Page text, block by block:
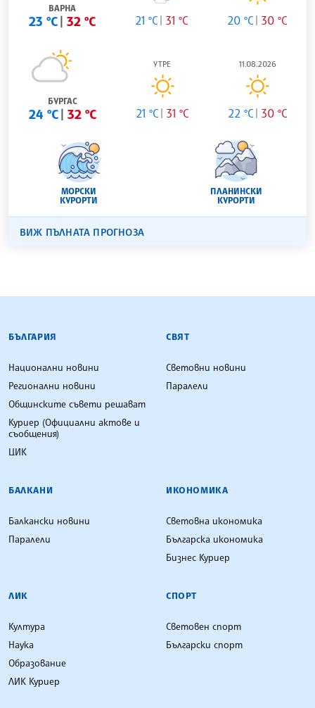
ВАРНА
23 °C 32 °C 21 °C 31 °C 20 °C 30 °C
БУРГАС
24 °C 32 °C
УТРЕ
21 °C 31 °C
11.08.2026
22 °C 30 °C
МОРСКИ
КУРОРТИ
ПЛАНИНСКИ
КУРОРТИ
ВИЖ ПЪЛНАТА ПРОГНОЗА
БЪЛГАРСКА ТЕЛЕГРАФНА АГЕНЦИЯ
БЪЛГАРИЯ
Национални новини
Регионални новини
Общинските съвети решават
Куриер (Официални актове и
съобщения)
ЦИК
СВЯТ
Световни новини
Паралели
БАЛКАНИ
Балкански новини
Паралели
ИКОНОМИКА
Световна икономика
Българска икономика
Бизнес Куриер
ЛИК
Култура
Наука
Образование
ЛИК Куриер
СПОРТ
Световен спорт
Български спорт